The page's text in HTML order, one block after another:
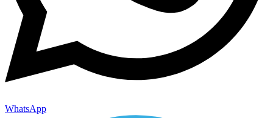
WhatsApp